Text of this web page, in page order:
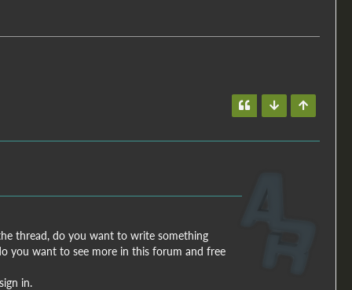
thread, do you want to write something
you want to see more in this forum and free
in.